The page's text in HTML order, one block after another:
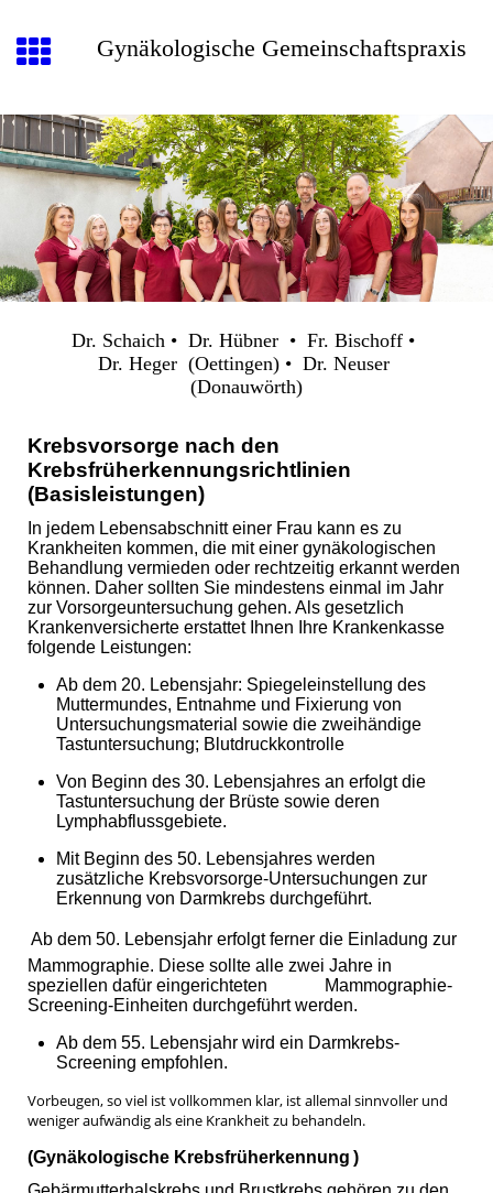
Gynäkologische Gemeinschaftspraxis
Dr. Schaich • Dr. Hübner • Fr. Bischoff •
Dr. Heger (Oettingen) • Dr. Neuser
(Donauwörth)
Krebsvorsorge nach den
Krebsfrüherkennungsrichtlinien
(Basisleistungen)
In jedem Lebensabschnitt einer Frau kann es zu
Krankheiten kommen, die mit einer gynäkologischen
Behandlung vermieden oder rechtzeitig erkannt werden
können. Daher sollten Sie mindestens einmal im Jahr
zur Vorsorgeuntersuchung gehen. Als gesetzlich
Krankenversicherte erstattet Ihnen Ihre Krankenkasse
folgende Leistungen:
Ab dem 20. Lebensjahr: Spiegeleinstellung des
Muttermundes, Entnahme und Fixierung von
Untersuchungsmaterial sowie die zweihändige
Tastuntersuchung; Blutdruckkontrolle
Von Beginn des 30. Lebensjahres an erfolgt die
Tastuntersuchung der Brüste sowie deren
Lymphabflussgebiete.
Mit Beginn des 50. Lebensjahres werden
zusätzliche Krebsvorsorge-Untersuchungen zur
Erkennung von Darmkrebs durchgeführt.
 Ab dem 50. Lebensjahr erfolgt ferner die Einladung zur
Mammographie. Diese sollte alle zwei Jahre in
speziellen dafür eingerichteten Mammographie-
Screening-Einheiten durchgeführt werden.
Ab dem 55. Lebensjahr wird ein Darmkrebs-
Screening empfohlen.
Vorbeugen, so viel ist vollkommen klar, ist allemal sinnvoller und
weniger aufwändig als eine Krankheit zu behandeln.
(Gynäkologische Krebsfrüherkennung )